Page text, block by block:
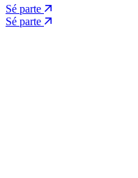
Sé parte
Sé parte